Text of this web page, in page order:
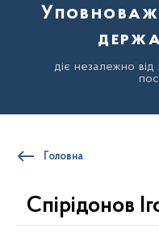
діє незалежно від
Головна
Спірідонов